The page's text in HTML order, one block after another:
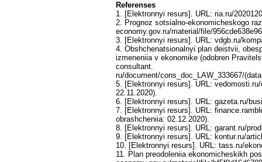
Referenses
1. [Elektronnyi resurs]. URL: ria.ru/
2. Prognoz sotsialno-ekonomicheskogo
economy.gov.ru/material/file/
3. [Elektronnyi resurs]. URL: vdgb.ru/
4. Obshchenatsionalnyi plan deistvii,
izmeneniia v ekonomike (odobren
consultant.
ru/document/cons_doc_LAW_333667/
5. [Elektronnyi resurs]. URL:
22.11.2020).
6. [Elektronnyi resurs]. URL: gazeta.ru/
7. [Elektronnyi resurs]. URL:
obrashcheniia: 02.12.2020).
8. [Elektronnyi resurs]. URL: garant.ru/
9. [Elektronnyi resurs]. URL: kontur.ru/
10. [Elektronnyi resurs]. URL: tass.ru/
11. Plan preodoleniia ekonomicheskikh